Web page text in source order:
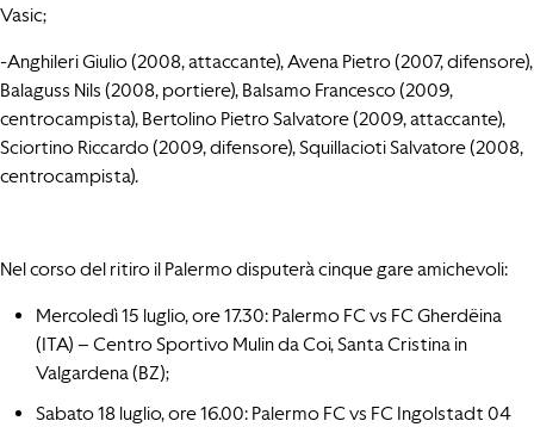
Vasic;
-Anghileri Giulio (2008, attaccante), Avena Pietro (2007, difensore),
Balaguss Nils (2008, portiere), Balsamo Francesco (2009,
centrocampista), Bertolino Pietro Salvatore (2009, attaccante),
Sciortino Riccardo (2009, difensore), Squillacioti Salvatore (2008,
centrocampista).
Nel corso del ritiro il Palermo disputerà cinque gare amichevoli:
Mercoledì 15 luglio, ore 17.30: Palermo FC vs FC Gherdëina
(ITA) – Centro Sportivo Mulin da Coi, Santa Cristina in
Valgardena (BZ);
Sabato 18 luglio, ore 16.00: Palermo FC vs FC Ingolstadt 04